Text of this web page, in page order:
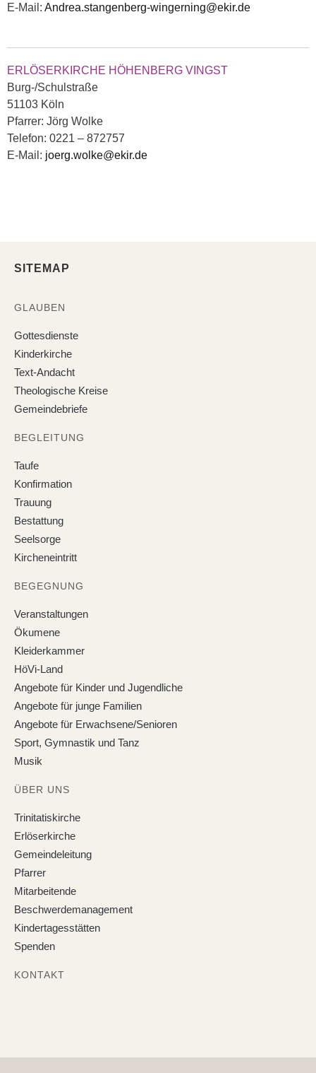
E-Mail: Andrea.stangenberg-wingerning@ekir.de
ERLÖSERKIRCHE HÖHENBERG VINGST
Burg-/Schulstraße
51103 Köln
Pfarrer: Jörg Wolke
Telefon: 0221 – 872757
E-Mail: joerg.wolke@ekir.de
SITEMAP
GLAUBEN
Gottesdienste
Kinderkirche
Text-Andacht
Theologische Kreise
Gemeindebriefe
BEGLEITUNG
Taufe
Konfirmation
Trauung
Bestattung
Seelsorge
Kircheneintritt
BEGEGNUNG
Veranstaltungen
Ökumene
Kleiderkammer
HöVi-Land
Angebote für Kinder und Jugendliche
Angebote für junge Familien
Angebote für Erwachsene/Senioren
Sport, Gymnastik und Tanz
Musik
ÜBER UNS
Trinitatiskirche
Erlöserkirche
Gemeindeleitung
Pfarrer
Mitarbeitende
Beschwerdemanagement
Kindertagesstätten
Spenden
KONTAKT